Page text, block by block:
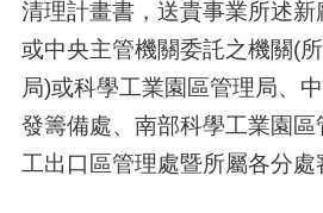
清理計畫書，送貴事業所述新
或中央主管機關委託之機關(
局)或科學工業園區管理局、
發籌備處、南部科學工業園區
工出口區管理處暨所屬各分處